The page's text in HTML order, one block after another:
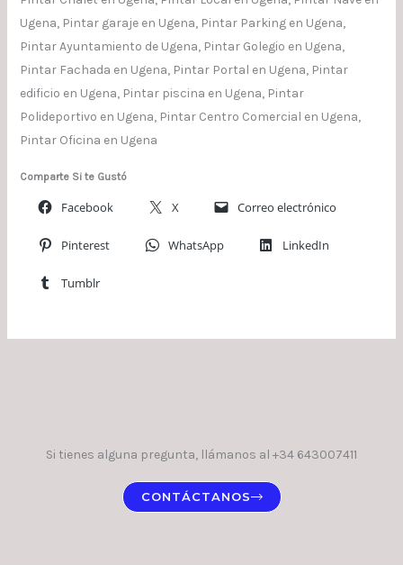
Ugena, Pintar garaje en Ugena, Pintar Parking en Ugena,
Pintar Ayuntamiento de Ugena, Pintar Golegio en Ugena,
Pintar Fachada en Ugena, Pintar Portal en Ugena, Pintar
edificio en Ugena, Pintar piscina en Ugena, Pintar
Polideportivo en Ugena, Pintar Centro Comercial en Ugena,
Pintar Oficina en Ugena
Comparte Si te Gustó
Facebook X Correo electrónico
Pinterest WhatsApp LinkedIn
Tumblr
Si tienes alguna pregunta, llámanos al +34 643007411
CONTÁCTANOS